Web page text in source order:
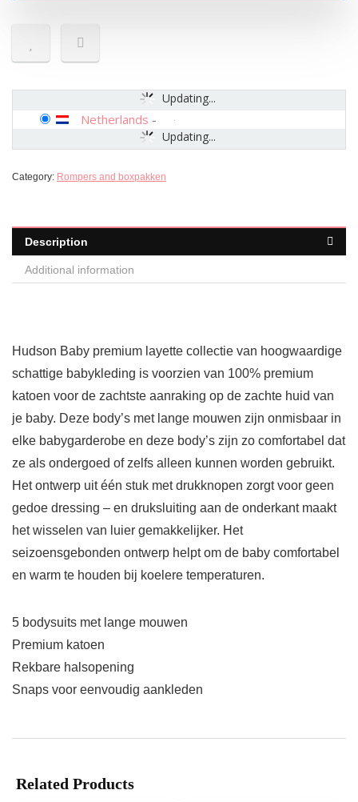
Updating...
Updating...
Netherlands -
Category: Rompers and boxpakken
Description
Additional information
Hudson Baby premium layette collectie van hoogwaardige
schattige babykleding is voorzien van 100% premium
katoen voor de zachtste aanraking op de zachte huid van
je baby. Deze body’s met lange mouwen zijn onmisbaar in
elke babygarderobe en deze body’s zijn zo comfortabel dat
ze als ondergoed of zelfs alleen kunnen worden gebruikt.
Het ontwerp uit één stuk met drukknopen zorgt voor geen
gedoe dressing – en druksluiting aan de onderkant maakt
het wisselen van luier gemakkelijker. Het
seizoensgebonden ontwerp helpt om de baby comfortabel
en warm te houden bij koelere temperaturen.
5 bodysuits met lange mouwen
Premium katoen
Rekbare halsopening
Snaps voor eenvoudig aankleden
Related Products